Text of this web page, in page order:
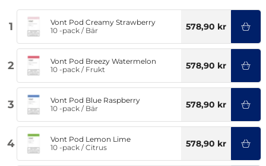
1
Vont Pod Creamy Strawberry
10 -pack / Bär 578,90 kr
2
Vont Pod Breezy Watermelon
10 -pack / Frukt 578,90 kr
3
Vont Pod Blue Raspberry
10 -pack / Bär 578,90 kr
4
Vont Pod Lemon Lime
10 -pack /Citrus 578,90 kr